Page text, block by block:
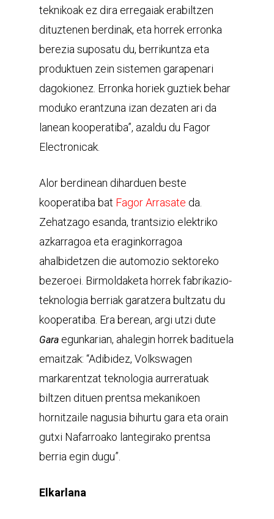
teknikoak ez dira erregaiak erabiltzen
dituztenen berdinak, eta horrek erronka
berezia suposatu du, berrikuntza eta
produktuen zein sistemen garapenari
dagokionez. Erronka horiek guztiek behar
moduko erantzuna izan dezaten ari da
lanean kooperatiba”, azaldu du Fagor
Electronicak.
Alor berdinean diharduen beste
kooperatiba bat Fagor Arrasate da.
Zehatzago esanda, trantsizio elektriko
azkarragoa eta eraginkorragoa
ahalbidetzen die automozio sektoreko
bezeroei. Birmoldaketa horrek fabrikazio-
teknologia berriak garatzera bultzatu du
kooperatiba. Era berean, argi utzi dute
Gara egunkarian, ahalegin horrek badituela
emaitzak: “Adibidez, Volkswagen
markarentzat teknologia aurreratuak
biltzen dituen prentsa mekanikoen
hornitzaile nagusia bihurtu gara eta orain
gutxi Nafarroako lantegirako prentsa
berria egin dugu”.
Elkarlana